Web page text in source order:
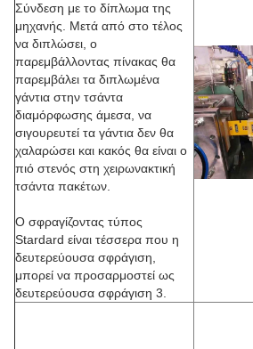
Σύνδεση με το δίπλωμα της
μηχανής. Μετά από στο τέλος
να διπλώσει, ο
παρεμβάλλοντας πίνακας θα
παρεμβάλει τα διπλωμένα
γάντια στην τσάντα
διαμόρφωσης άμεσα, να
σιγουρευτεί τα γάντια δεν θα
χαλαρώσει και κακός θα είναι ο
πιό στενός στη χειρωνακτική
τσάντα πακέτων.
Ο σφραγίζοντας τύπος
Stardard είναι τέσσερα που η
δευτερεύουσα σφράγιση,
μπορεί να προσαρμοστεί ως
δευτερεύουσα σφράγιση 3.